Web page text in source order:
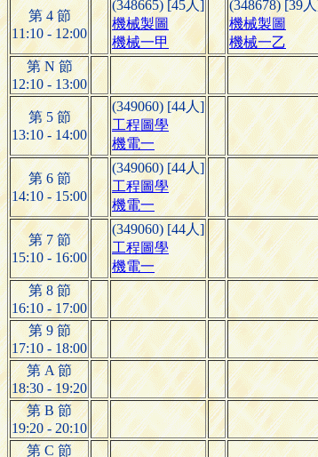
第 4 節
11:10 - 12:00
(348665) [45人]
機械製圖
機械一甲
(348678) [39
機械製圖
機械一乙
第 N 節
12:10 - 13:00
第 5 節
13:10 - 14:00
(349060) [44人]
工程圖學
機電一
第 6 節
14:10 - 15:00
(349060) [44人]
工程圖學
機電一
第 7 節
15:10 - 16:00
(349060) [44人]
工程圖學
機電一
第 8 節
16:10 - 17:00
第 9 節
17:10 - 18:00
第 A 節
18:30 - 19:20
第 B 節
19:20 - 20:10
第 C 節